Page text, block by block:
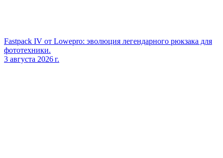
Fastpack IV от Lowepro: эволюция легендарного рюкзака для
фототехники.
3 августа 2026 г.